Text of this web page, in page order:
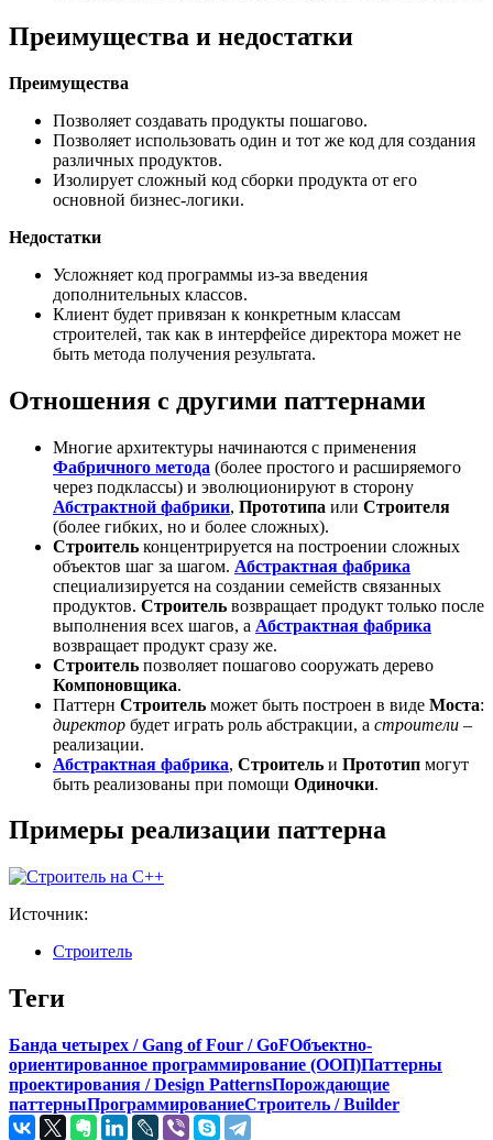
Преимущества и недостатки
Преимущества
Позволяет создавать продукты пошагово.
Позволяет использовать один и тот же код для создания
различных продуктов.
Изолирует сложный код сборки продукта от его
основной бизнес-логики.
Недостатки
Усложняет код программы из-за введения
дополнительных классов.
Клиент будет привязан к конкретным классам
строителей, так как в интерфейсе директора может не
быть метода получения результата.
Отношения с другими паттернами
Многие архитектуры начинаются с применения
Фабричного метода (более простого и расширяемого
через подклассы) и эволюционируют в сторону
Абстрактной фабрики, Прототипа или Строителя
(более гибких, но и более сложных).
Строитель концентрируется на построении сложных
объектов шаг за шагом. Абстрактная фабрика
специализируется на создании семейств связанных
продуктов. Строитель возвращает продукт только после
выполнения всех шагов, а Абстрактная фабрика
возвращает продукт сразу же.
Строитель позволяет пошагово сооружать дерево
Компоновщика.
Паттерн Строитель может быть построен в виде Моста:
директор будет играть роль абстракции, а строители –
реализации.
Абстрактная фабрика, Строитель и Прототип могут
быть реализованы при помощи Одиночки.
Примеры реализации паттерна
Источник:
Строитель
Теги
Банда четырех / Gang of Four / GoFОбъектно-
ориентированное программирование (ООП)Паттерны
проектирования / Design PatternsПорождающие
паттерныПрограммированиеСтроитель / Builder